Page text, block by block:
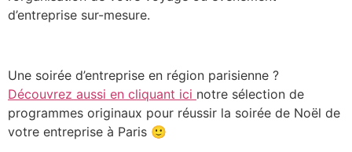
d’entreprise sur-mesure.
Une soirée d’entreprise en région parisienne ?
Découvrez aussi en cliquant ici notre sélection de
programmes originaux pour réussir la soirée de Noël de
votre entreprise à Paris 🙂